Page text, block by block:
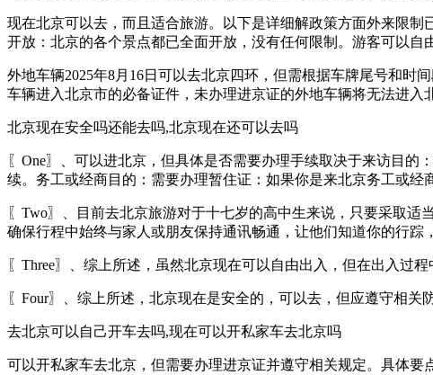
现在北京可以去，而且适合旅游。以下是详细解政策方面外来限
开放：北京的各个景点都已全面开放，没有任何限制。游客可以自
外地车辆2025年8月16日可以去北京四环，但需根据车牌尾号和时
车辆进入北京市的必备证件，未办理进京证的外地车辆将无法进入
北京现在安全吗还能去吗,北京现在还可以去吗
〖One〗、可以进北京，但具体是否需要办理手续取决于来访目
续。务工或经商目的：需要办理暂住证：如果你是来北京务工或
〖Two〗、目前去北京旅游对于十七岁的高中生来说，只要采取
确保行程中始终与家人或朋友保持通讯畅通，让他们知道你的行踪
〖Three〗、综上所述，虽然北京现在可以自由出入，但在出入过
〖Four〗、综上所述，北京现在是安全的，可以去，但应遵守相关
去北京可以自己开车去吗,现在可以开私家车去北京吗
可以开私家车去北京，但需要办理进京证并遵守相关规定。具体